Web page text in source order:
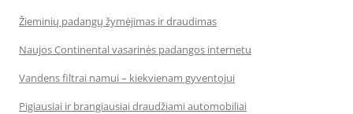
Žieminių padangų žymėjimas ir draudimas
Naujos Continental vasarinės padangos internetu
Vandens filtrai namui – kiekvienam gyventojui
Pigiausiai ir brangiausiai draudžiami automobiliai